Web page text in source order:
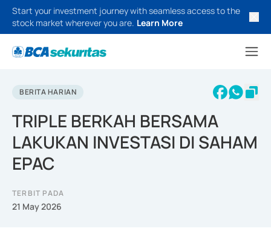
Start your investment journey with seamless access to the
stock market wherever you are. Learn More
BERITA HARIAN
TRIPLE BERKAH BERSAMA
LAKUKAN INVESTASI DI SAHAM
EPAC
TERBIT PADA
21 May 2026